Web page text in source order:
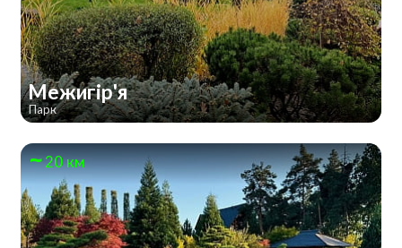
Межигір'я
Парк
20 км